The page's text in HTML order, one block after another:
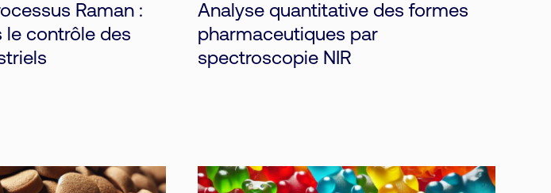
Raman :
le contrôle des
Analyse quantitative des formes
pharmaceutiques par
spectroscopie NIR